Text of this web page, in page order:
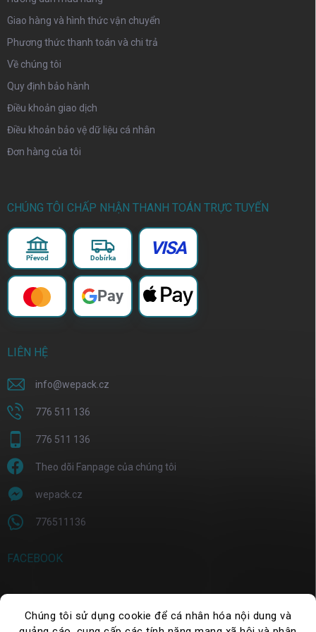
Chúng tôi sử dụng cookie để cá nhân hóa nội dung và
Giao hàng và hình thức vận chuyển
Phương thức thanh toán và chi trả
Về chúng tôi
Quy định bảo hành
Điều khoản giao dịch
Điều khoản bảo vệ dữ liệu cá nhân
Đơn hàng của tôi
CHÚNG TÔI CHẤP NHẬN THANH TOÁN TRỰC TUYẾN
Převod Dobírka VISA
Pay
LIÊN HỆ
info@wepack.cz
776 511 136
776 511 136
Theo dõi Fanpage của chúng tôi
wepack.cz
776511136
FACEBOOK
TÌM KIẾM